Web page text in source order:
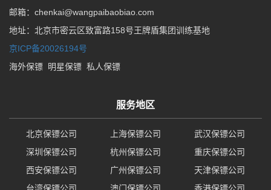
邮箱：chenkai@wangpaibaobiao.com
地址：北京市密云区致富路158号王牌盾集团训练基地
京ICP备20026194号
海外保镖
明星保镖 私人保镖
服务地区
北京保镖公司 上海保镖公司
武汉保镖公司
深圳保镖公司
杭州保镖公司
重庆保镖公司
西安保镖公司
广州保镖公司
天津保镖公司